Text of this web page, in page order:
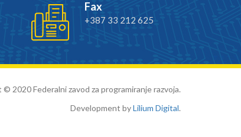
Fax
+387 33 212 625
2020 Federalni zavod za programiranje razvoja.
Development byLilium Digital.